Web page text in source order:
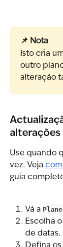
📌 Nota
Isto cria
outro
alteração
alterações
Use quando
vez. Veja
guia
Vá a
Escolha
de datas.